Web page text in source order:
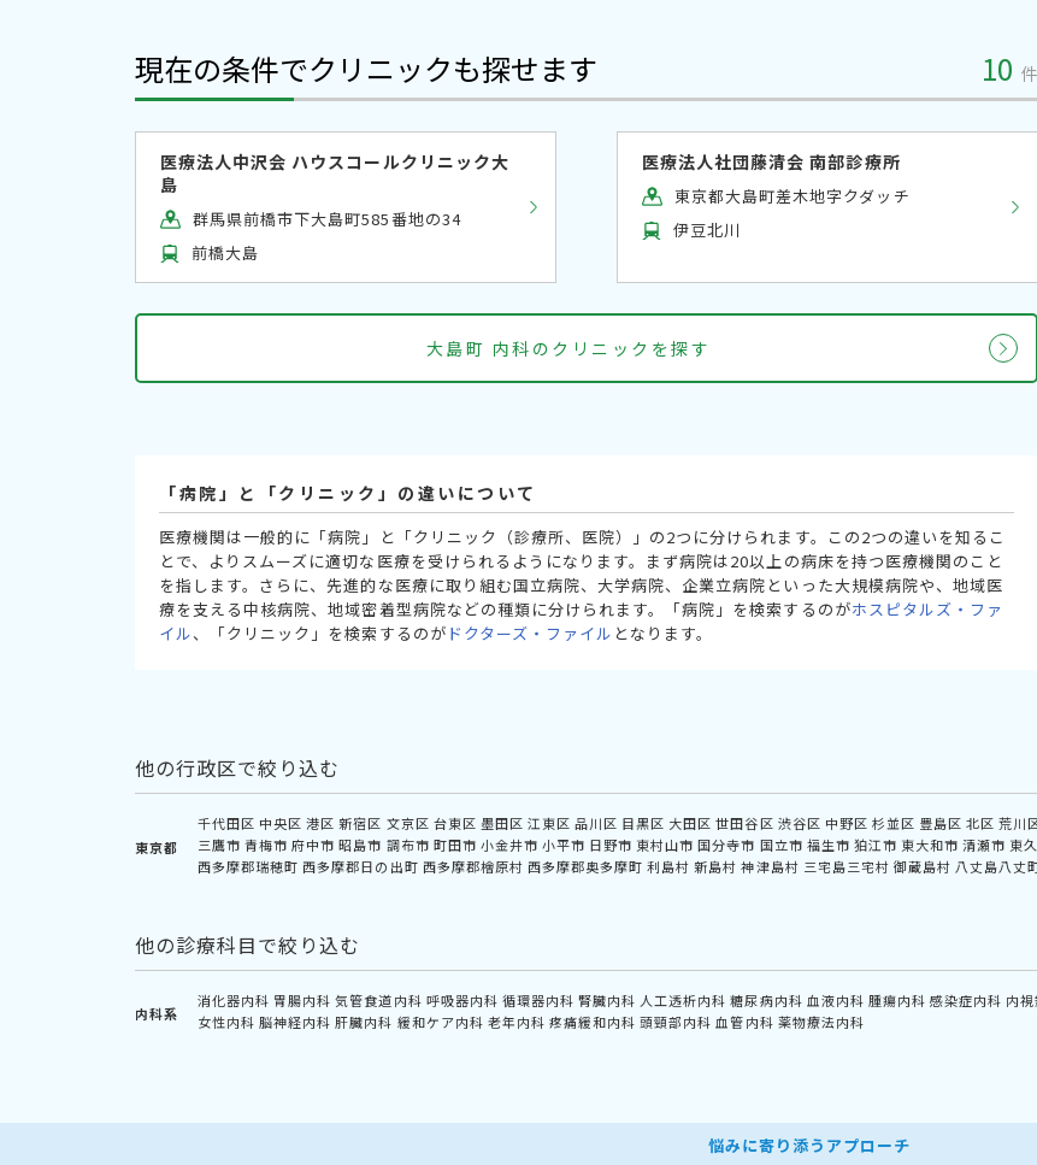
現在の条件でクリニックも探せます 10 件
医療法人中沢会 ハウスコールクリニック大
島
群馬県前橋市下大島町585番地の34
前橋大島
医療法人社団藤清会 南部診療所
東京都大島町差木地字クダッチ
伊豆北川
大島町 内科のクリニックを探す
「病院」と「クリニック」の違いについて
医療機関は一般的に「病院」と「クリニック（診療所、医院）」の2つに分けられます。この2つの違いを知るこ
とで、よりスムーズに適切な医療を受けられるようになります。まず病院は20以上の病床を持つ医療機関のこと
を指します。さらに、先進的な医療に取り組む国立病院、大学病院、企業立病院といった大規模病院や、地域医
療を支える中核病院、地域密着型病院などの種類に分けられます。「病院」を検索するのがホスピタルズ・ファ
イル、「クリニック」を検索するのが ドクターズ・ファイル となります。
他の行政区で絞り込む
東京都
千代田区 中央区 港区 新宿区 文京区 台東区 墨田区 江東区 品川区 目黒区 大田区 世田谷区 渋谷区 中野区 杉並区 豊島区 北区 荒川
三鷹市 青梅市 府中市 昭島市 調布市 町田市 小金井市 小平市 日野市 東村山市 国分寺市 国立市 福生市 狛江市 東大和市 清瀬市 東
西多摩郡瑞穂町 西多摩郡日の出町 西多摩郡檜原村 西多摩郡奥多摩町 利島村 新島村 神津島村 三宅島三宅村 御蔵島村 八丈島八丈
他の診療科目で絞り込む
内科系
消化器内科 胃腸内科 気管食道内科 呼吸器内科 循環器内科 腎臓内科 人工透析内科 糖尿病内科 血液内科 腫瘍内科 感染症内科 内
女性内科 脳神経内科 肝臓内科 緩和ケア内科 老年内科 疼痛緩和内科 頭頸部内科 血管内科 薬物療法内科
悩みに寄り添うアプローチ